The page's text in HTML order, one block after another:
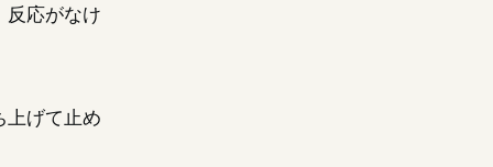
反応がなけ
上げて止め